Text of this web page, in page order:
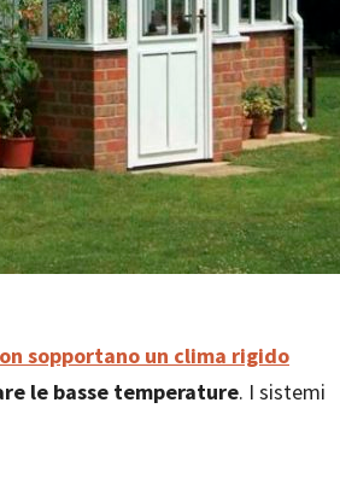
sopportano un clima rigido
le basse temperature. I sistemi